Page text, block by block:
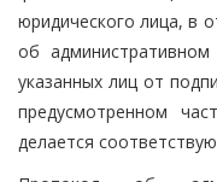
юридического лица, в
об
указанных лиц от
предусмотренном
делается